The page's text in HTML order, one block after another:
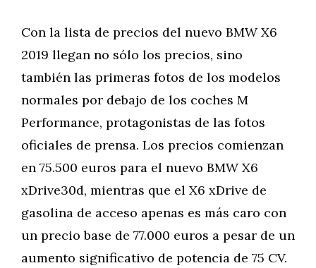
Con la lista de precios del nuevo BMW X6
2019 llegan no sólo los precios, sino
también las primeras fotos de los modelos
normales por debajo de los coches M
Performance, protagonistas de las fotos
oficiales de prensa. Los precios comienzan
en 75.500 euros para el nuevo BMW X6
xDrive30d, mientras que el X6 xDrive de
gasolina de acceso apenas es más caro con
un precio base de 77.000 euros a pesar de un
aumento significativo de potencia de 75 CV.